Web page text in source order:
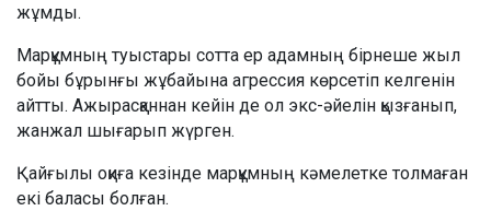
жұмды.
Марқұмның туыстары сотта ер адамның бірнеше жыл
бойы бұрынғы жұбайына агрессия көрсетіп келгенін
айтты. Ажырасқаннан кейін де ол экс-әйелін қызғанып,
жанжал шығарып жүрген.
Қайғылы оқиға кезінде марқұмның кәмелетке толмаған
екі баласы болған.